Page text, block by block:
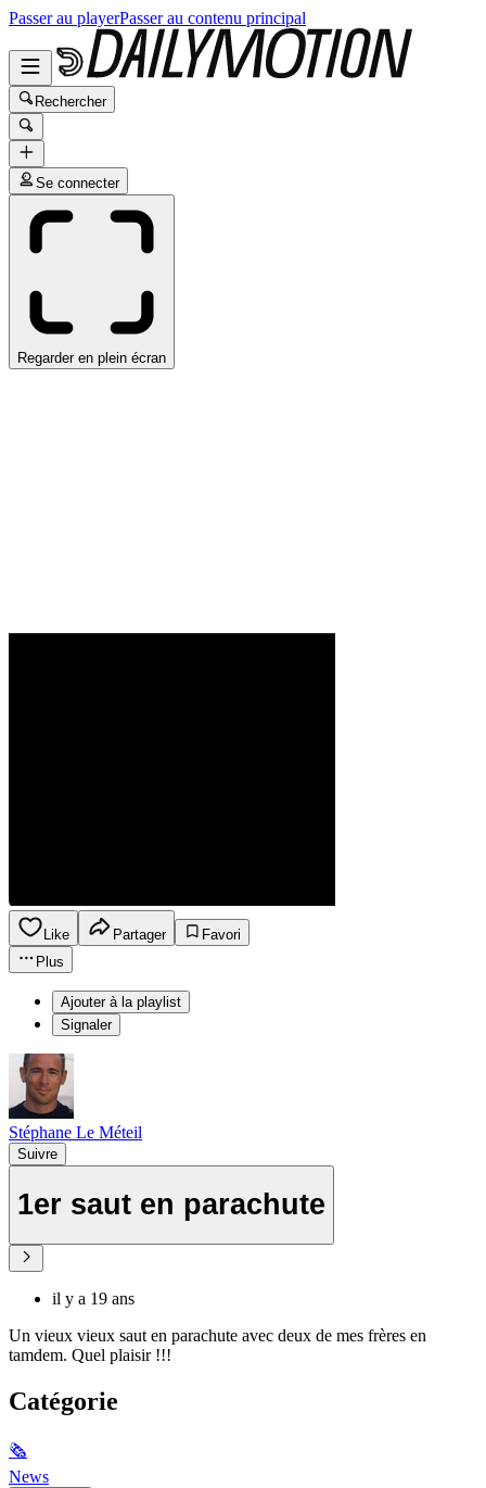
Passer au playerPasser au contenu principal
Rechercher
Se connecter
Regarder en plein écran
Like Partager
Favori
Plus
Ajouter à la playlist
Signaler
Stéphane Le Méteil
Suivre
1er saut en parachute
il y a 19 ans
Un vieux vieux saut en parachute avec deux de mes frères en
tamdem. Quel plaisir !!!
Catégorie
🗞
News